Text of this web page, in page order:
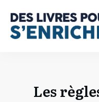
Les